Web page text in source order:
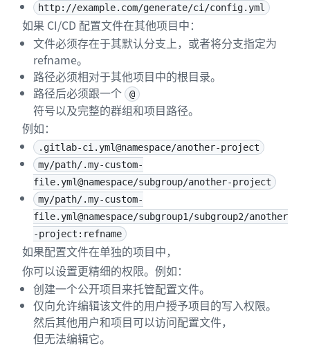
http://example.com/generate/ci/config.yml
如果 CI/CD 配置文件在其他项目中：
文件必须存在于其默认分支上，或者将分支指定为
refname。
路径必须相对于其他项目中的根目录。
路径后必须跟一个
@
符号以及完整的群组和项目路径。
例如：
.gitlab-ci.yml@namespace/another-project
my/path/.my-custom-
file.yml@namespace/subgroup/another-project
my/path/.my-custom-
file.yml@namespace/subgroup1/subgroup2/another
-project:refname
如果配置文件在单独的项目中，
你可以设置更精细的权限。例如：
创建一个公开项目来托管配置文件。
仅向允许编辑该文件的用户授予项目的写入权限。
然后其他用户和项目可以访问配置文件，
但无法编辑它。